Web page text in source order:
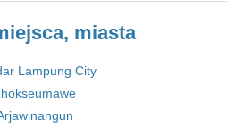
miasta
Lampung City